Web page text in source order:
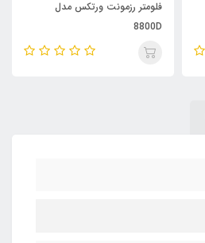
فلومتر رزمونت ورتکس مدل
8800D